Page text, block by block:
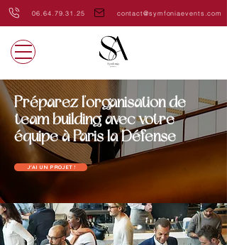
06.64.79.31.25 contact@symfoniaevents.com
Préparez l'organisation de
team building avec votre
équipe à Paris la Défense
J'AI UN PROJET !